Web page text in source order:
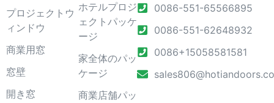
プロジェクトウ
ィンドウ
商業用窓
窓壁
開き窓
ホテルプロジ
ェクトパッケ
ージ
家全体のパッ
ケージ
商業店舗パッ
0086-551-65566895
0086-551-62648932
0086+15058581581